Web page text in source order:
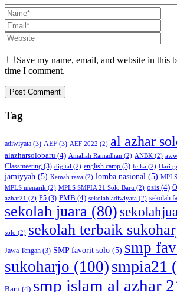
Save my name, email, and website in this
time I comment.
Tag
adiwiyata (3) AEF (3) AEF 2022 (2) al azhar
alazharsolobaru (4) Amaliah Ramadhan (2) ANBK (2)
Classmeeting (3) digital (2) english camp (3) felka (2) Hari
jamiyyah (5) Kemah raya (2) lomba nasional (5) MPLS
MPLS menarik (2) MPLS SMPIA 21 Solo Baru (2) osis (4)
azhar21 (2) P5 (3) PMB (4) sekolah adiwiyata (2) sekolah
sekolah juara (80)
solo (2) sekolah terbaik
Jawa Tengah (3) SMP favorit solo (5) smp
sukoharjo (100) smpia21
Baru (4) smp islam al azhar